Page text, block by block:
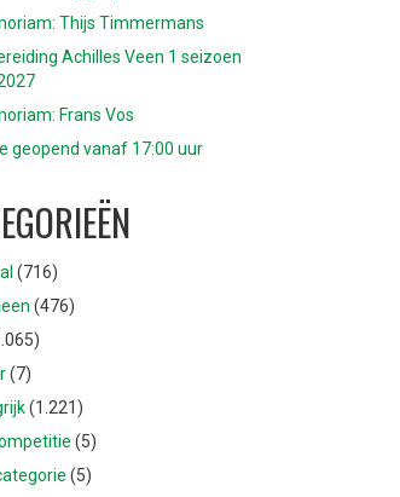
Thijs Timmermans
Achilles Veen 1 seizoen
Frans Vos
geopend vanaf 17:00 uur
(716)
(476)
(7)
(1.221)
(5)
(5)